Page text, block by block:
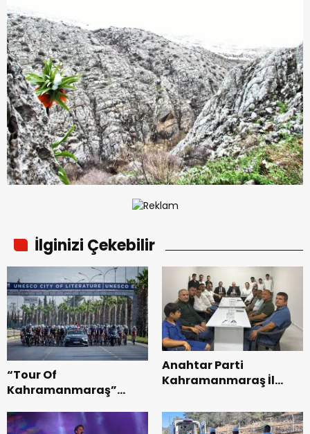
İlginizi Çekebilir
“Tour Of
Kahramanmaraş”
Bisikleti Turnuvası
Anahtar Parti
Kahramanmaraş İl
Teşkilatı ile buluştu.